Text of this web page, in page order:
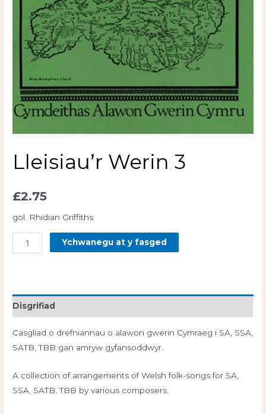
Lleisiau’r Werin 3
£2.75
gol. Rhidian Griffiths
Lleisiau'r
Werin
Ychwanegu at y fasged
Disgrifiad
Casgliad o drefniannau o alawon gwerin Cymraeg i SA, SSA,
SATB, TBB gan amryw gyfansoddwyr.
A collection of arrangements of Welsh folk-songs for SA,
SSA, SATB, TBB by various composers.